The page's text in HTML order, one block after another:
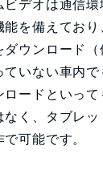
ビデオは通信
能を備えてお
ウンロード（
いない車内で
ロードといっ
く、タブレッ
可能です。